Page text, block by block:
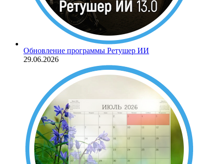
Обновление программы Ретушер ИИ
29.06.2026